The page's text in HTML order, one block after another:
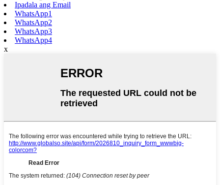
Ipadala ang Email
WhatsApp1
WhatsApp2
WhatsApp3
WhatsApp4
x